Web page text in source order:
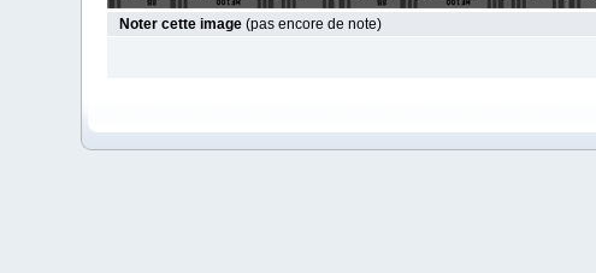
Noter cette image (pas encore de note)